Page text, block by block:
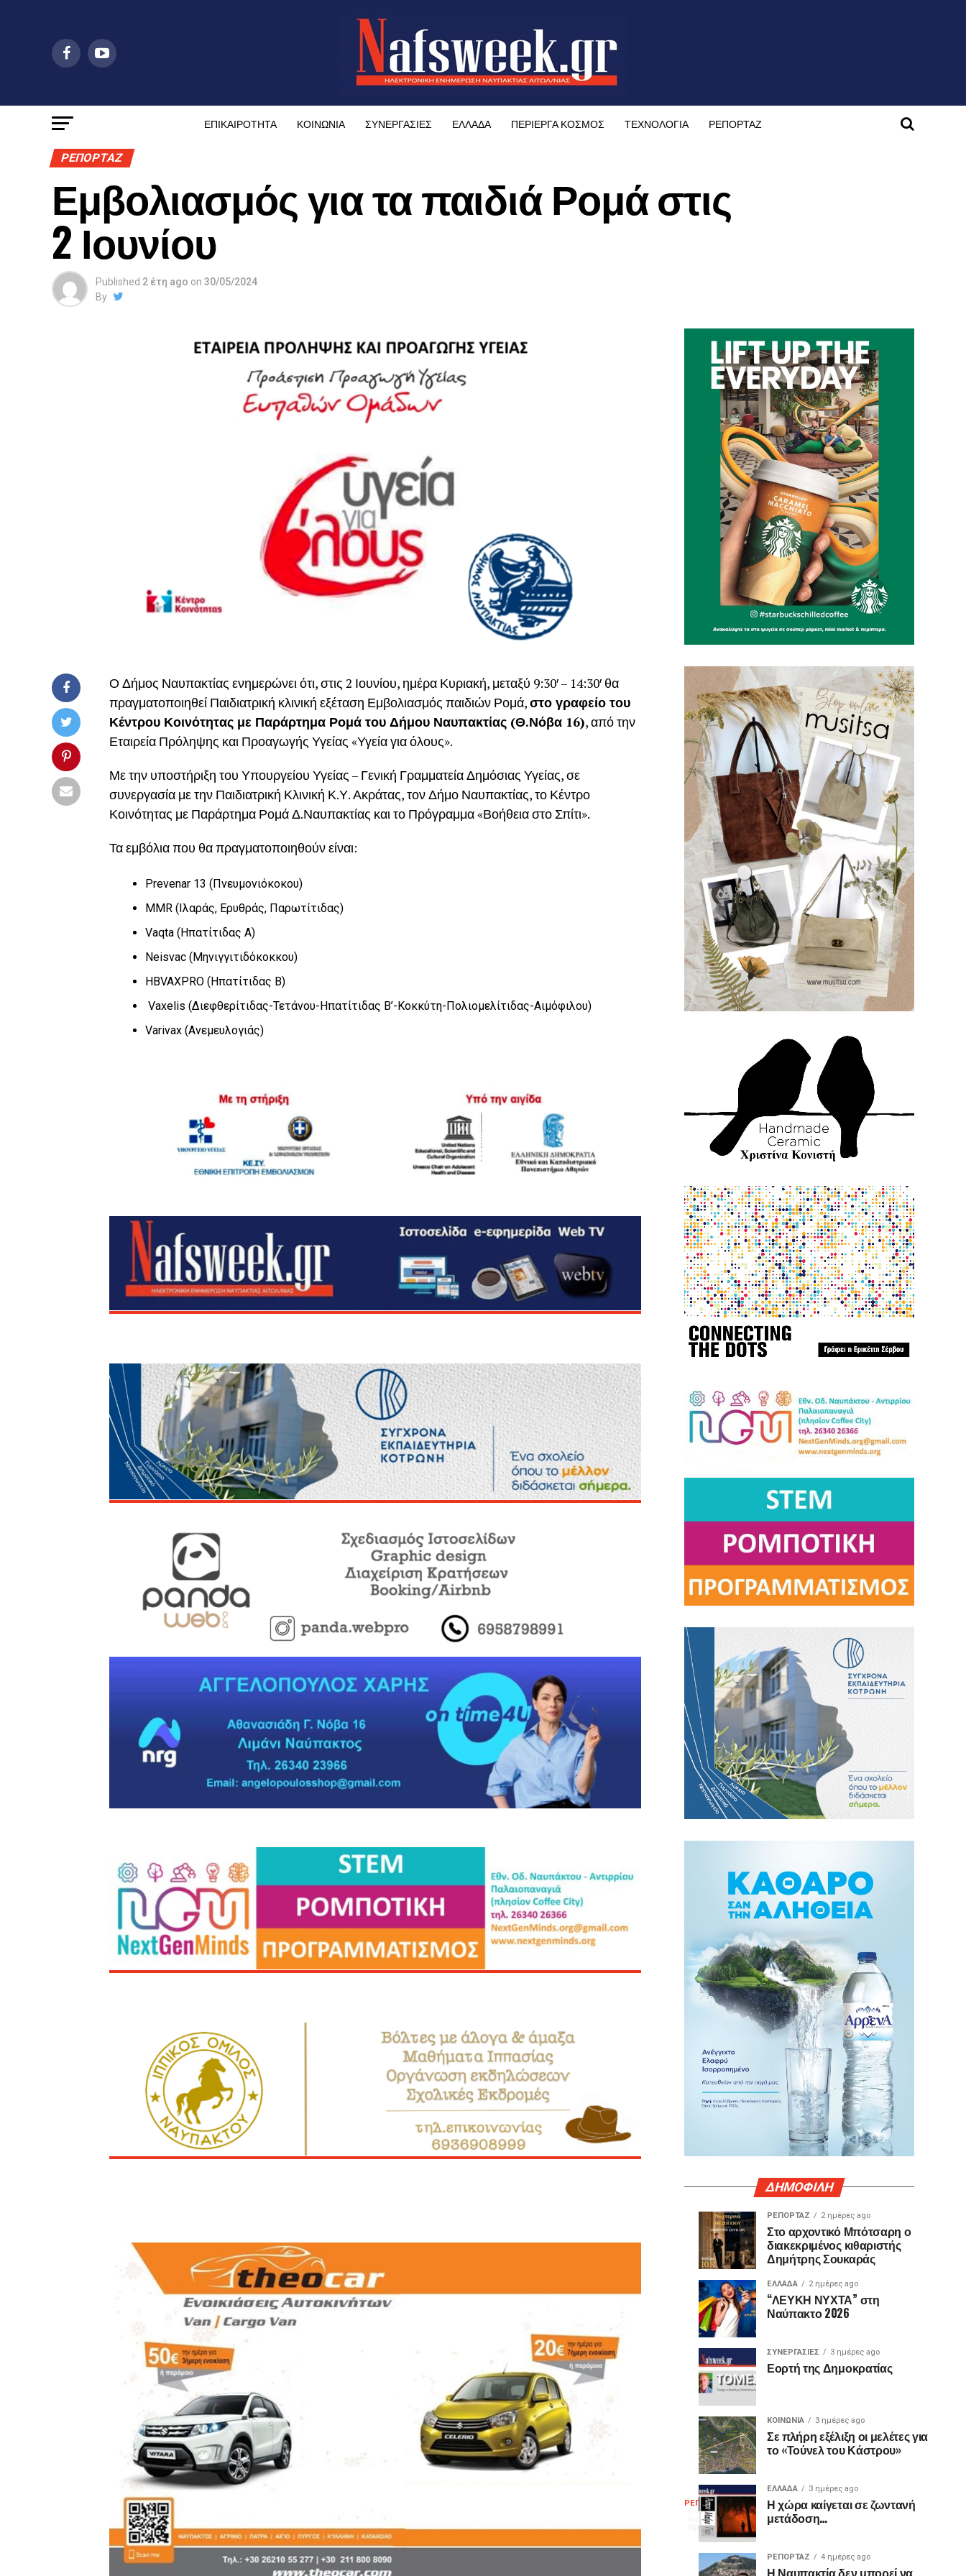
ΕΠΙΚΑΙΡΟΤΗΤΑ ΚΟΙΝΩΝΙΑ ΣΥΝΕΡΓΑΣΙΕΣ ΕΛΛΑΔΑ ΠΕΡΙΕΡΓΑ ΚΟΣΜΟΣ ΤΕΧΝΟΛΟΓΙΑ ΡΕΠΟΡΤΑΖ
ΡΕΠΟΡΤΑΖ
Εμβολιασμός για τα παιδιά Ρομά στις
2 Ιουνίου
Published 2 έτη ago on 30/05/2024
By
Ο Δήμος Ναυπακτίας ενημερώνει ότι, στις 2 Ιουνίου, ημέρα Κυριακή, μεταξύ 9:30′ – 14:30′ θα
πραγματοποιηθεί Παιδιατρική κλινική εξέταση Εμβολιασμός παιδιών Ρομά,στο γραφείο του
Κέντρου Κοινότητας με Παράρτημα Ρομά του Δήμου Ναυπακτίας (Θ.Νόβα 16), από την
Εταιρεία Πρόληψης και Προαγωγής Υγείας «Υγεία για όλους».
Με την υποστήριξη του Υπουργείου Υγείας – Γενική Γραμματεία Δημόσιας Υγείας, σε
συνεργασία με την Παιδιατρική Κλινική Κ.Υ. Ακράτας, τον Δήμο Ναυπακτίας, το Κέντρο
Κοινότητας με Παράρτημα Ρομά Δ.Ναυπακτίας και το Πρόγραμμα «Βοήθεια στο Σπίτι».
Τα εμβόλια που θα πραγματοποιηθούν είναι:
Prevenar 13 (Πνευμονιόκοκου)
MMR (Ιλαράς, Ερυθράς, Παρωτίτιδας)
Vaqta (Ηπατίτιδας Α)
Neisvac (Μηνιγγιτιδόκοκκου)
HBVAXPRO (Ηπατίτιδας Β)
Vaxelis (Διεφθερίτιδας-Τετάνου-Ηπατίτιδας Β’-Κοκκύτη-Πολιομελίτιδας-Αιμόφιλου)
Varivax (Ανεμευλογιάς)
ΔΗΜΟΦΙΛΗ
ΡΕΠΟΡΤΑΖ
3
ώρες
ago
Η
γελοιογραφία
ΤΕΧΝΟΛΟΓΙΑ
ago
Γιατί
ορισμένες
θύρες
USB
είναι
μωβ
έχουν
άλλα
χρώματα;
διαφορά
που
περισσότεροι
δεν
γνωρίζουν
ΚΟΙΝΩΝΙΑ
ημέρα
ago
Θερμό
χειροκρότημα
για
τον
«Ίωνα»
στο
Κάστρο
της
Ναυπάκτου
ΡΕΠΟΡΤΑΖ 2 ημέρες ago
Στο αρχοντικό Μπότσαρη ο
διακεκριμένος κιθαριστής
Δημήτρης Σουκαράς
ΕΛΛΑΔΑ 2 ημέρες ago
“ΛΕΥΚΗ ΝΥΧΤΑ” στη
Ναύπακτο 2026
ΣΥΝΕΡΓΑΣΙΕΣ 3 ημέρες ago
Εορτή της Δημοκρατίας
ΚΟΙΝΩΝΙΑ 3 ημέρες ago
Σε πλήρη εξέλιξη οι μελέτες για
το «Τούνελ του Κάστρου»
ΕΛΛΑΔΑ 3 ημέρες ago
Η χώρα καίγεται σε ζωντανή
μετάδοση…
ΡΕΠΟΡΤΑΖ 4 ημέρες ago
Η Ναυπακτία δεν μπορεί να